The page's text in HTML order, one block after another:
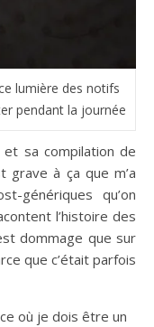
lumière des notifs
pendant la journée
et sa compilation de
grave à ça que m’a
génériques qu’on
l’histoire des
dommage que sur
que c’était parfois
où je dois être un